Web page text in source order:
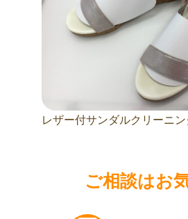
レザー付サンダルクリーニ
ご相談はお